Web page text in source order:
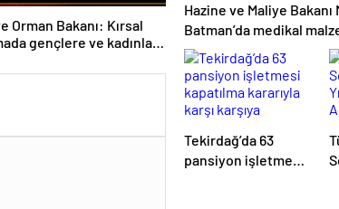
Orman Bakanı: Kırsal
gençlere ve kadınlara
Hazine ve Maliye
Batman’da medikal
yapacak bir fabrikanın
gerçekleştirdi
Tekirdağ’da 63
pansiyon işletmesi